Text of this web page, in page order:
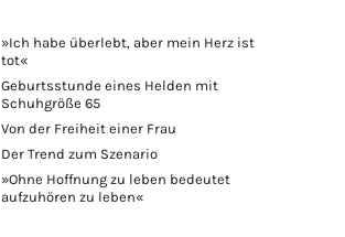
»Ich habe überlebt, aber mein Herz ist
tot«
Geburtsstunde eines Helden mit
Schuhgröße 65
Von der Freiheit einer Frau
Der Trend zum Szenario
»Ohne Hoffnung zu leben bedeutet
aufzuhören zu leben«